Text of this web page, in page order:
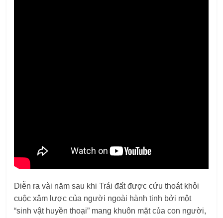
Diễn ra vài năm sau khi Trái đất được cứu thoát khỏi
cuộc xâm lược của người ngoài hành tinh bởi một
“sinh vật huyền thoại” mang khuôn mặt của con người,